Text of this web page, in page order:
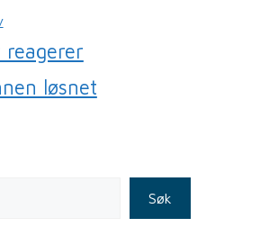
e
dI
n
reagerer
løsnet
Søk